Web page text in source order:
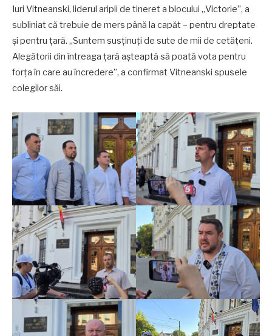
Iuri Vitneanski, liderul aripii de tineret a blocului „Victorie”, a
subliniat că trebuie de mers până la capăt – pentru dreptate
și pentru țară. „Suntem susținuți de sute de mii de cetățeni.
Alegătorii din întreaga țară așteaptă să poată vota pentru
forța în care au încredere”, a confirmat Vitneanski spusele
colegilor săi.